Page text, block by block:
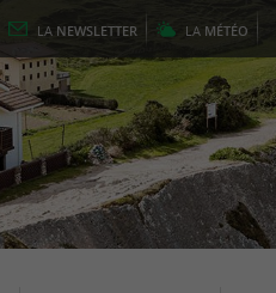
LA NEWSLETTER LA MÉTÉO